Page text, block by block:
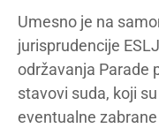
Umesno je na
jurisprudencije
održavanja Parade
stavovi suda, koji
eventualne